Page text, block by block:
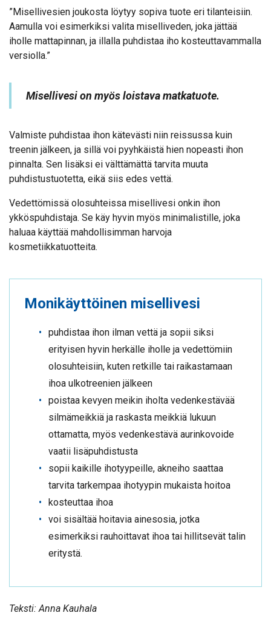
”Misellivesien joukosta löytyy sopiva tuote eri tilanteisiin.
Aamulla voi esimerkiksi valita miselliveden, joka jättää
iholle mattapinnan, ja illalla puhdistaa iho kosteuttavammalla
versiolla.”
Misellivesi on myös loistava matkatuote.
Valmiste puhdistaa ihon kätevästi niin reissussa kuin
treenin jälkeen, ja sillä voi pyyhkäistä hien nopeasti ihon
pinnalta. Sen lisäksi ei välttämättä tarvita muuta
puhdistustuotetta, eikä siis edes vettä.
Vedettömissä olosuhteissa misellivesi onkin ihon
ykköspuhdistaja. Se käy hyvin myös minimalistille, joka
haluaa käyttää mahdollisimman harvoja
kosmetiikkatuotteita.
Monikäyttöinen misellivesi
puhdistaa ihon ilman vettä ja sopii siksi
erityisen hyvin herkälle iholle ja vedettömiin
olosuhteisiin, kuten retkille tai raikastamaan
ihoa ulkotreenien jälkeen
poistaa kevyen meikin iholta vedenkestävää
silmämeikkiä ja raskasta meikkiä lukuun
ottamatta, myös vedenkestävä aurinkovoide
vaatii lisäpuhdistusta
sopii kaikille ihotyypeille, akneiho saattaa
tarvita tarkempaa ihotyypin mukaista hoitoa
kosteuttaa ihoa
voi sisältää hoitavia ainesosia, jotka
esimerkiksi rauhoittavat ihoa tai hillitsevät talin
eritystä.
Teksti: Anna Kauhala